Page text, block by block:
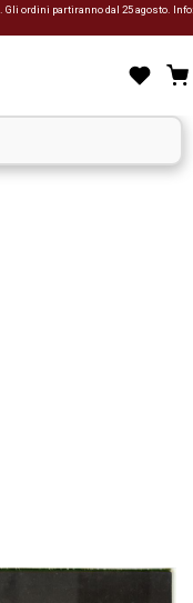
. Gli ordini partiranno dal 25 agosto. Info: